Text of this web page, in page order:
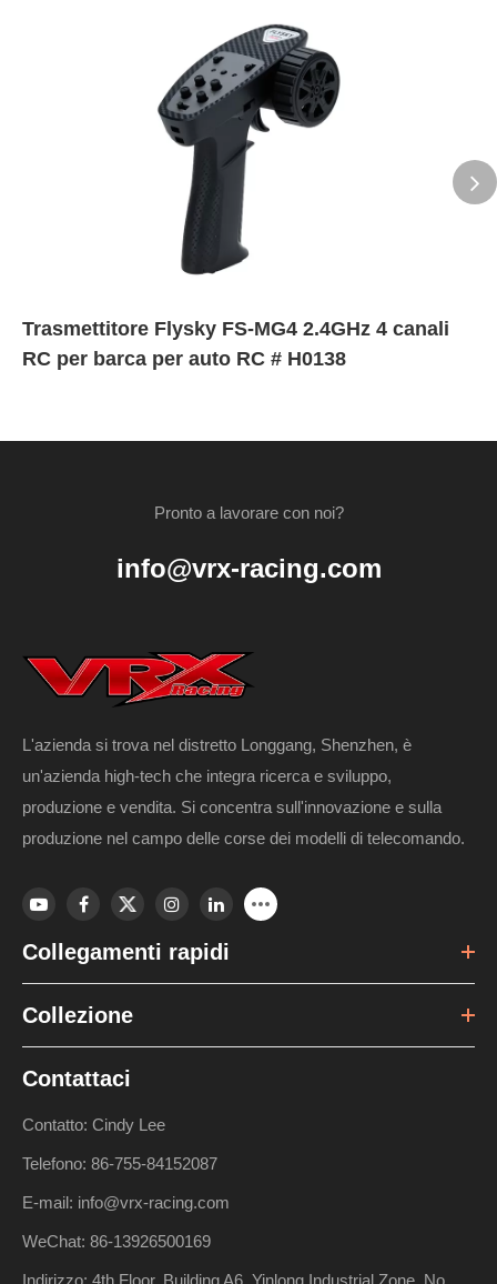
Trasmettitore Flysky FS-MG4 2.4GHz 4 canali
RC per barca per auto RC # H0138
Pronto a lavorare con noi?
info@vrx-racing.com
L'azienda si trova nel distretto Longgang, Shenzhen, è
un'azienda high-tech che integra ricerca e sviluppo,
produzione e vendita. Si concentra sull'innovazione e sulla
produzione nel campo delle corse dei modelli di telecomando.
Collegamenti rapidi
Collezione
Contattaci
Contatto: Cindy Lee
Telefono: 86-755-84152087
E-mail: info@vrx-racing.com
WeChat: 86-13926500169